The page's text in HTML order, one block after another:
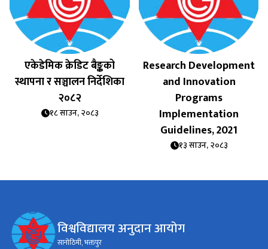
एकेडेमिक क्रेडिट बैङ्कको
स्थापना र सञ्चालन निर्देशिका
२०८२
१८ साउन, २०८३
Research Development
and Innovation
Programs
Implementation
Guidelines, 2021
१३ साउन, २०८३
विश्वविद्यालय अनुदान आयोग
सानोठिमी, भक्तपुर